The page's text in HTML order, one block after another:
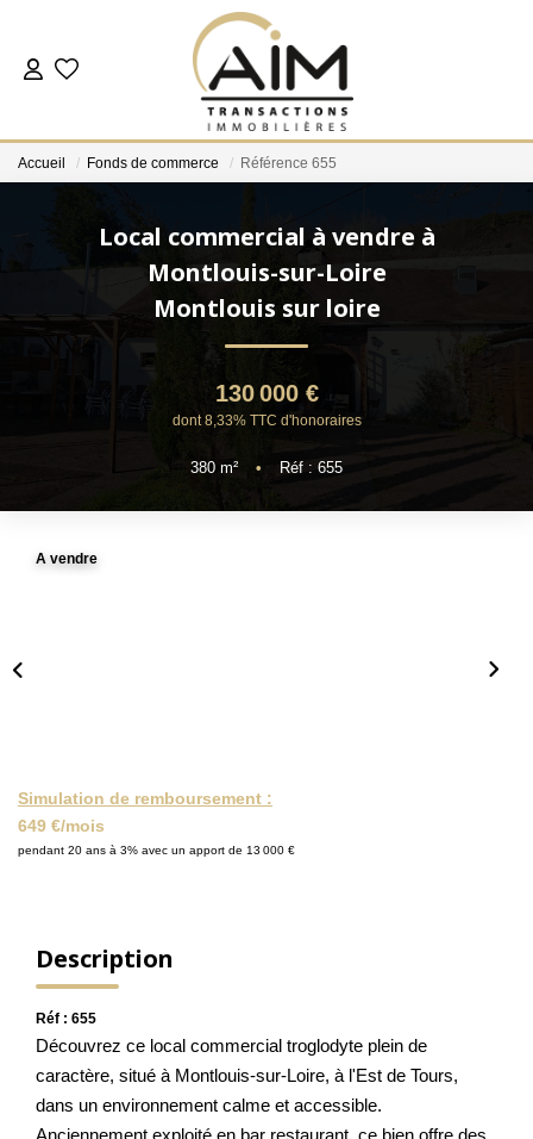
ACHETER
NOS AGENCES
Les Agences
Nous Rejoindre
Nos Partenaires
Accueil Fonds de commerce Référence 655
Local commercial à vendre à
Montlouis-sur-Loire
Montlouis sur loire
130 000 €
dont 8,33% TTC d'honoraires
380 m² • Réf : 655
A vendre
Simulation de remboursement :
649 €/mois
pendant 20 ans à 3% avec un apport de 13 000 €
Description
Réf : 655
Découvrez ce local commercial troglodyte plein de
caractère, situé à Montlouis-sur-Loire, à l'Est de Tours,
dans un environnement calme et accessible.
Anciennement exploité en bar restaurant, ce bien offre des